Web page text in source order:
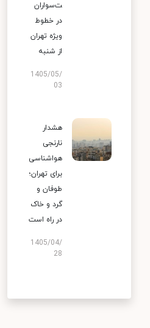
ت‌سواران
در خطوط
ویژه تهران
از شنبه
1405/05/
03
هشدار
نارنجی
هواشناسی
برای تهران؛
طوفان و
گرد و خاک
در راه است
1405/04/
28